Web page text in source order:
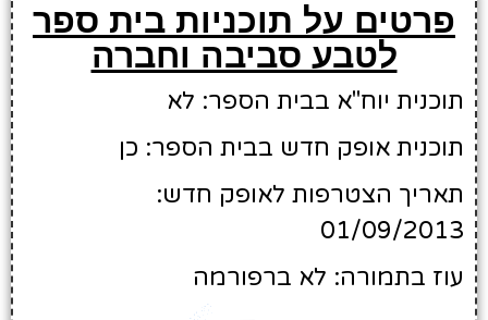
פרטים על תוכניות בית ספר
לטבע סביבה וחברה
תוכנית יוח"א בבית הספר: לא
תוכנית אופק חדש בבית הספר: כן
תאריך הצטרפות לאופק חדש:
01/09/2013
עוז בתמורה: לא ברפורמה